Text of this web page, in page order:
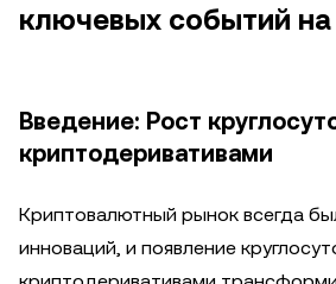
ключевых событий
Введение: Рост
криптодеривативами
Криптовалютный рынок всегда
инноваций, и появление